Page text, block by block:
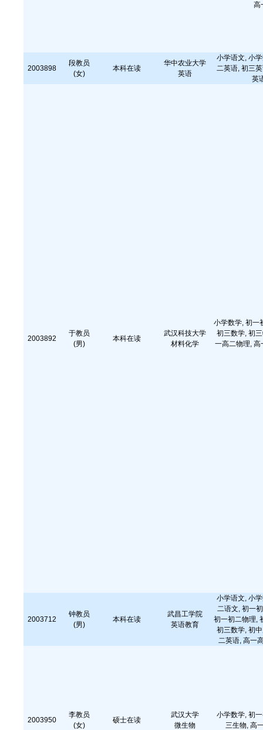
高
2003898
段教员
(女)
本科在读
华中农业大学
英语
小学语文, 小
二英语, 初三
英
2003892
于教员
(男)
本科在读
武汉科技大学
材料化学
小学数学, 初一
初三数学, 初
一高二物理, 高
2003712
钟教员
(男)
本科在读
武昌工学院
英语教育
小学语文, 小
二语文, 初一
初一初二物理,
初三数学, 初
二英语, 高一
2003950
李教员
(女)
硕士在读
武汉大学
微生物
小学数学, 初
三生物, 高